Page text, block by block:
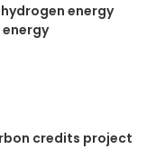
energy
credits project